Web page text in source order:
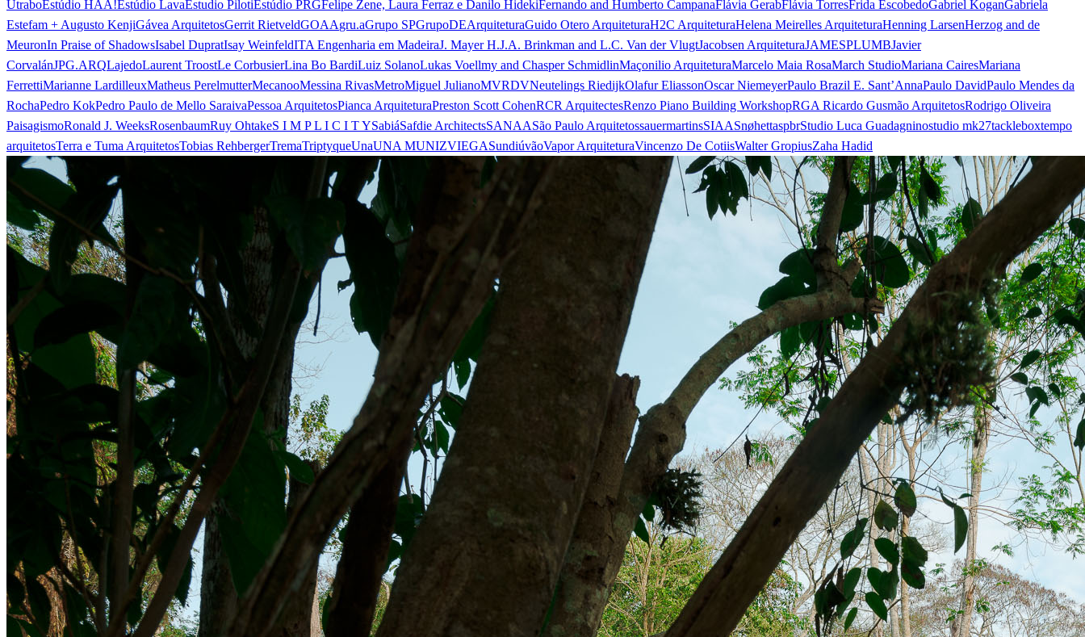
UtraboEstúdio HAA!Estúdio LavaEstudio PilotiEstúdio PRGFelipe Zene, Laura Ferraz e Danilo HidekiFernando and Humberto CampanaFlávia GerabFlávia TorresFrida EscobedoGabriel KoganGabriela
Estefam + Augusto KenjiGávea ArquitetosGerrit RietveldGOAAgru.aGrupo SPGrupoDEArquiteturaGuido Otero ArquiteturaH2C ArquiteturaHelena Meirelles ArquiteturaHenning LarsenHerzog and de
MeuronIn Praise of ShadowsIsabel DupratIsay WeinfeldITA Engenharia em MadeiraJ. Mayer H.J.A. Brinkman and L.C. Van der VlugtJacobsen ArquiteturaJAMESPLUMBJavier
CorvalánJPG.ARQLajedoLaurent TroostLe CorbusierLina Bo BardiLuiz SolanoLukas Voellmy and Chasper SchmidlinMaçonilio ArquiteturaMarcelo Maia RosaMarch StudioMariana CairesMariana
FerrettiMarianne LardilleuxMatheus PerelmutterMecanooMessina RivasMetroMiguel JulianoMVRDVNeutelings RiedijkOlafur EliassonOscar NiemeyerPaulo Brazil E. Sant’AnnaPaulo DavidPaulo Mendes da
RochaPedro KokPedro Paulo de Mello SaraivaPessoa ArquitetosPianca ArquiteturaPreston Scott CohenRCR ArquitectesRenzo Piano Building WorkshopRGA Ricardo Gusmão ArquitetosRodrigo Oliveira
PaisagismoRonald J. WeeksRosenbaumRuy OhtakeS I M P L I C I T YSabiáSafdie ArchitectsSANAASão Paulo ArquitetossauermartinsSIAASnøhettaspbrStudio Luca Guadagninostudio mk27tackleboxtempo
arquitetosTerra e Tuma ArquitetosTobias RehbergerTremaTriptyqueUnaUNA MUNIZVIEGASundiúvãoVapor ArquiteturaVincenzo De CotiisWalter GropiusZaha Hadid